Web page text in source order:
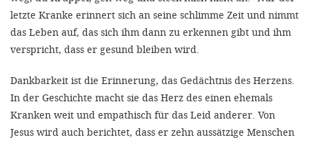
letzte Kranke erinnert sich an seine schlimme Zeit und nimmt
das Leben auf, das sich ihm dann zu erkennen gibt und ihm
verspricht, dass er gesund bleiben wird.
Dankbarkeit ist die Erinnerung, das Gedächtnis des Herzens.
In der Geschichte macht sie das Herz des einen ehemals
Kranken weit und empathisch für das Leid anderer. Von
Jesus wird auch berichtet, dass er zehn aussätzige Menschen